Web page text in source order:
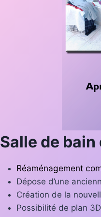
Salle de bain
Réaménagement
Dépose d’une
Création de la
Possibilité de plan 3D